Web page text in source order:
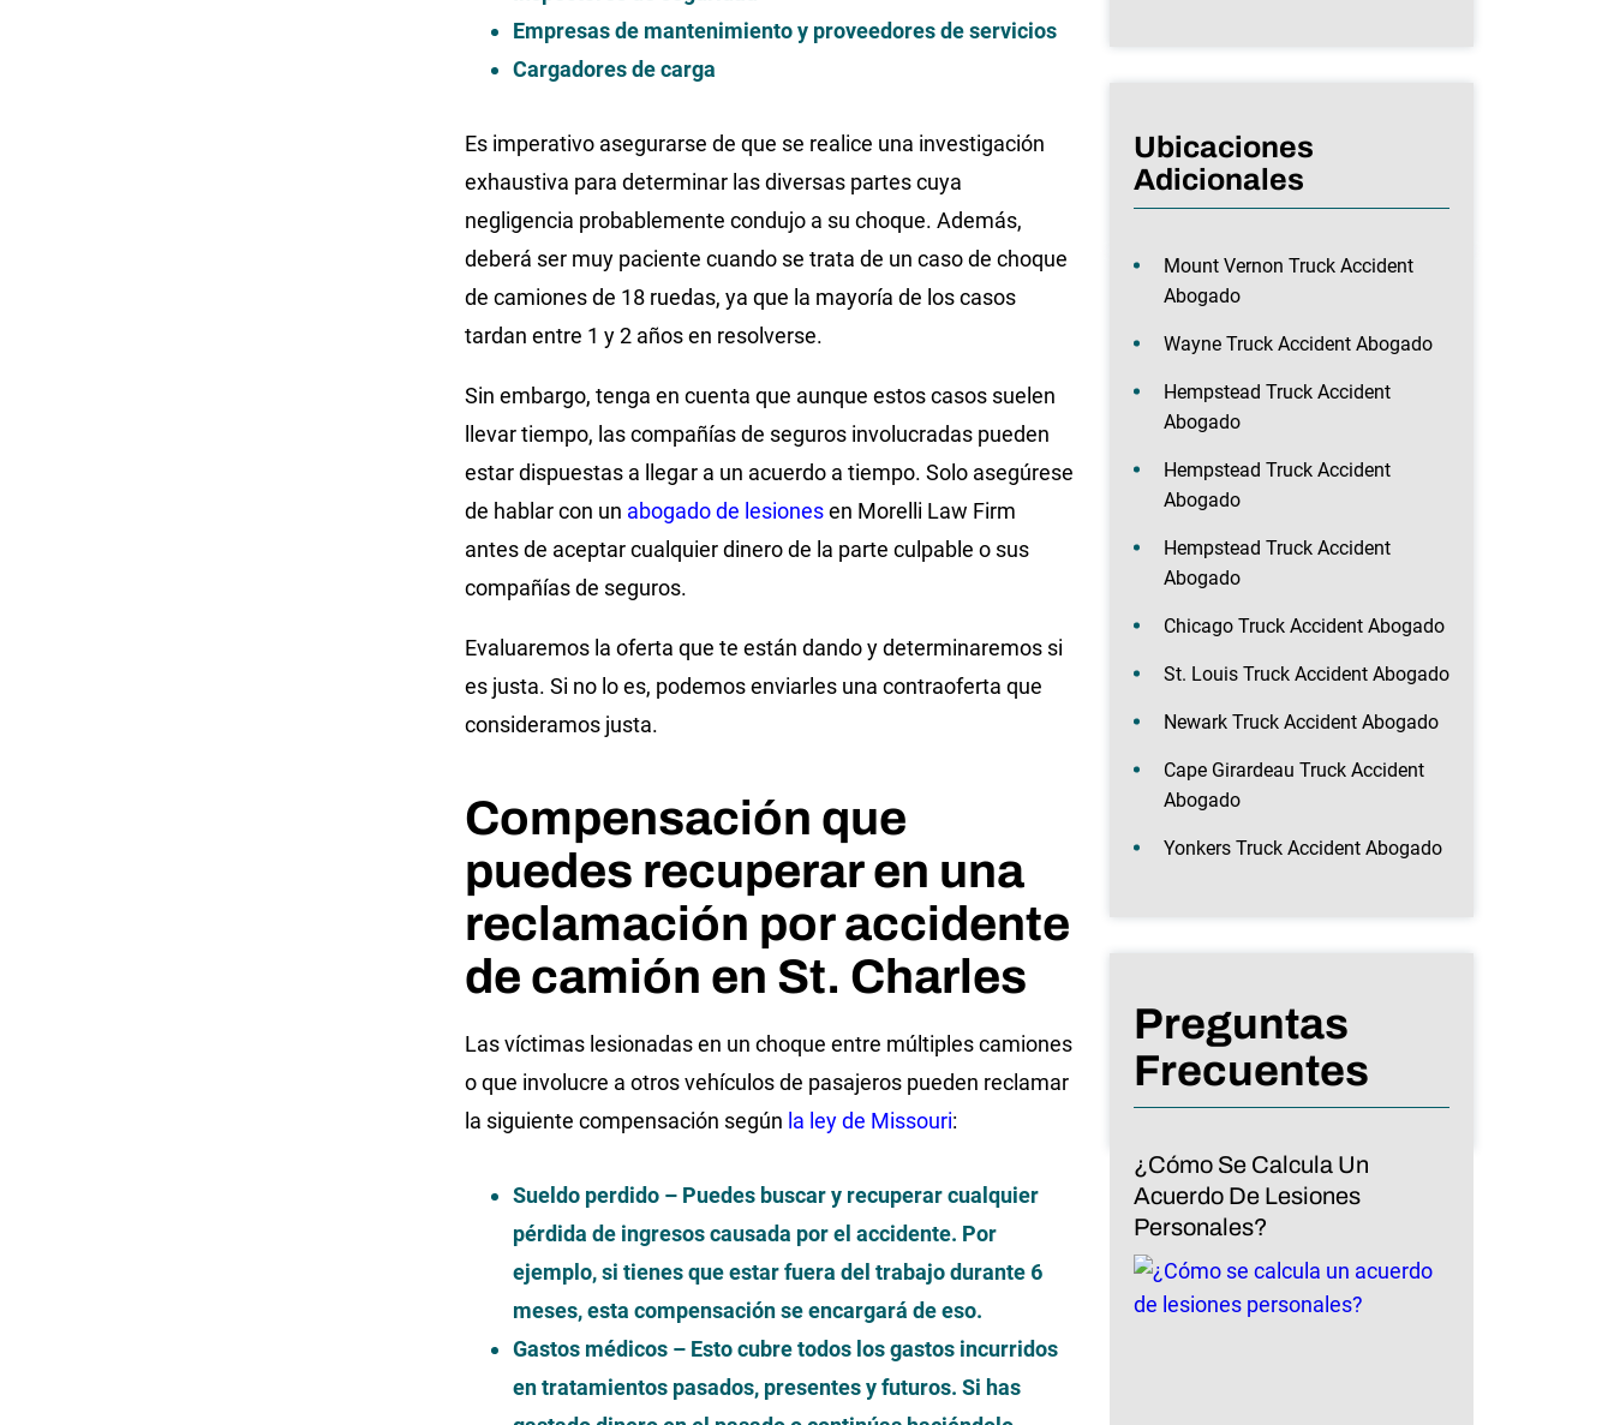
Empresas de mantenimiento y proveedores de servicios
Cargadores de carga
Es imperativo asegurarse de que se realice una investigación
exhaustiva para determinar las diversas partes cuya
negligencia probablemente condujo a su choque. Además,
deberá ser muy paciente cuando se trata de un caso de choque
de camiones de 18 ruedas, ya que la mayoría de los casos
tardan entre 1 y 2 años en resolverse.
Sin embargo, tenga en cuenta que aunque estos casos suelen
llevar tiempo, las compañías de seguros involucradas pueden
estar dispuestas a llegar a un acuerdo a tiempo. Solo asegúrese
de hablar con un abogado de lesionesen Morelli Law Firm
antes de aceptar cualquier dinero de la parte culpable o sus
compañías de seguros.
Evaluaremos la oferta que te están dando y determinaremos si
es justa. Si no lo es, podemos enviarles una contraoferta que
consideramos justa.
Compensación que
puedes recuperar en una
reclamación por accidente
de camión en St. Charles
Las víctimas lesionadas en un choque entre múltiples camiones
o que involucre a otros vehículos de pasajeros pueden reclamar
la siguiente compensación según la ley de Missouri:
Sueldo perdido – Puedes buscar y recuperar cualquier
pérdida de ingresos causada por el accidente. Por
ejemplo, si tienes que estar fuera del trabajo durante 6
meses, esta compensación se encargará de eso.
Gastos médicos – Esto cubre todos los gastos incurridos
en tratamientos pasados, presentes y futuros. Si has
Ubicaciones
Adicionales
Mount Vernon Truck Accident
Abogado
Wayne Truck Accident Abogado
Hempstead Truck Accident
Abogado
Hempstead Truck Accident
Abogado
Hempstead Truck Accident
Abogado
Chicago Truck Accident Abogado
St. Louis Truck Accident Abogado
Newark Truck Accident Abogado
Cape Girardeau Truck Accident
Abogado
Yonkers Truck Accident Abogado
Preguntas
Frecuentes
¿Cómo Se Calcula Un
Acuerdo De Lesiones
Personales?